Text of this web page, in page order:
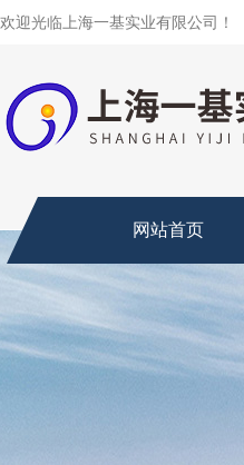
欢迎光临上海一基实业有限公司！
网站首页